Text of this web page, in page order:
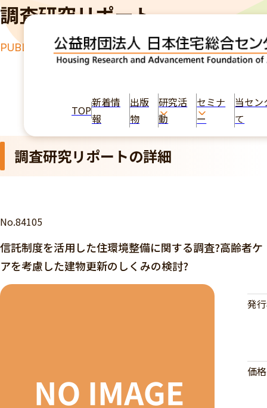
TOP
新着情
報
出版
物
研究活
動
セミナ
ー
当セン
て
調査研究リポート
PUBLICATION
調査研究リポートの詳細
No.84105
信託制度を活用した住環境整備に関する調査?高齢者ケ
アを考慮した建物更新のしくみの検討?
発
価